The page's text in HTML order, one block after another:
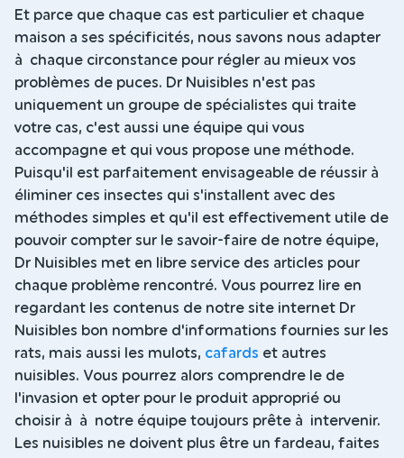
Et parce que chaque cas est particulier et chaque
maison a ses spécificités, nous savons nous adapter
à chaque circonstance pour régler au mieux vos
problèmes de puces. Dr Nuisibles n'est pas
uniquement un groupe de spécialistes qui traite
votre cas, c'est aussi une équipe qui vous
accompagne et qui vous propose une méthode.
Puisqu'il est parfaitement envisageable de réussir à
éliminer ces insectes qui s'installent avec des
méthodes simples et qu'il est effectivement utile de
pouvoir compter sur le savoir-faire de notre équipe,
Dr Nuisibles met en libre service des articles pour
chaque problème rencontré. Vous pourrez lire en
regardant les contenus de notre site internet Dr
Nuisibles bon nombre d'informations fournies sur les
rats, mais aussi les mulots, cafards et autres
nuisibles. Vous pourrez alors comprendre le de
l'invasion et opter pour le produit approprié ou
choisir à à notre équipe toujours prête à intervenir.
Les nuisibles ne doivent plus être un fardeau, faites